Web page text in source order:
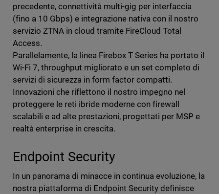
precedente, connettività multi-gig per interfaccia
(fino a 10 Gbps) e integrazione nativa con il nostro
servizio ZTNA in cloud tramite FireCloud Total
Access.
Parallelamente, la linea Firebox T Series ha portato il
Wi-Fi 7, throughput migliorato e un set completo di
servizi di sicurezza in form factor compatti.
Innovazioni che riflettono il nostro impegno nel
proteggere le reti ibride moderne con firewall
scalabili e ad alte prestazioni, progettati per MSP e
realtà enterprise in crescita.
Endpoint Security
In un panorama di minacce in continua evoluzione, la
nostra piattaforma di Endpoint Security definisce